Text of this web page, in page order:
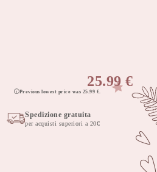
25.99€
Previous lowest price was 25.99 €.
Spedizione gratuita
per acquisti superiori a 20€